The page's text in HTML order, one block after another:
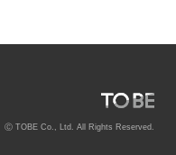
Ⓒ TOBE Co., Ltd. All Rights Reserved.